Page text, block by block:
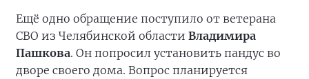
Ещё одно обращение поступило от ветерана
СВО из Челябинской области Владимира
Пашкова. Он попросил установить пандус во
дворе своего дома. Вопрос планируется